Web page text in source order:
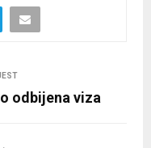
odbijena viza